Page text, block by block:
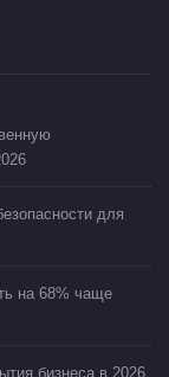
для
на 68% чаще
бизнеса в 2026